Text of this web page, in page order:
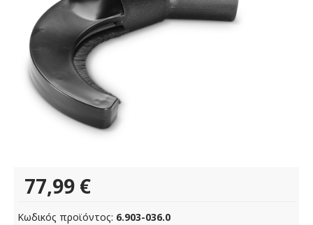
77,99 €
Κωδικός προϊόντος: 6.903-036.0